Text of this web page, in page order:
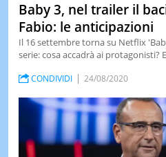
Baby 3, nel trailer il
Fabio: le anticipazioni
Il 16 settembre torna su Netflix
serie: cosa accadrà ai protagonisti?
CONDIVIDI 24/08/2020